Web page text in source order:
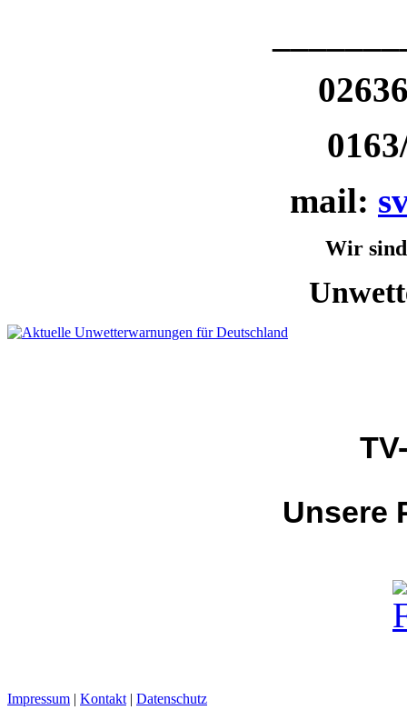
mail:
Wir
Unsere
Impressum | Kontakt| Datenschutz